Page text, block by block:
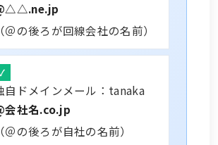
（＠の後ろが回線会社の名前）
自ドメインメール：tanaka
会社名.co.jp
（＠の後ろが自社の名前）